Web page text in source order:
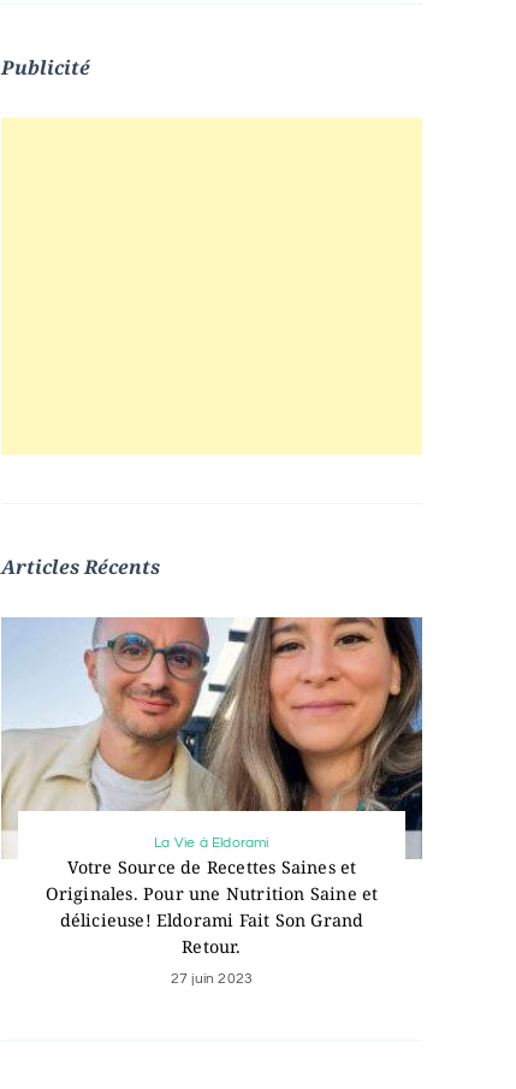
Publicité
Articles Récents
La Vie à Eldorami
Votre Source de Recettes Saines et
Originales. Pour une Nutrition Saine et
délicieuse! Eldorami Fait Son Grand
Retour.
27 juin 2023